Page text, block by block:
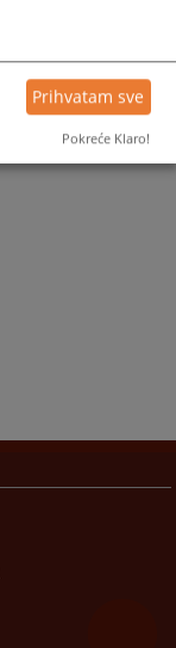
Prihvatam sve
Pokreće Klaro!